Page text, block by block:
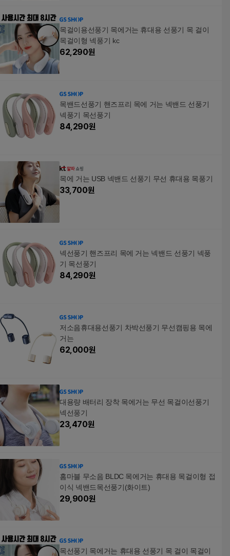
목걸이용선풍기 목에거는 휴대용 선풍기 목 걸이
목걸이형 넥풍기 kc
62,290원
목밴드선풍기 핸즈프리 목에 거는 넥밴드 선풍기
넥풍기 목선풍기
84,290원
목에 거는 USB 넥밴드 선풍기 무선 휴대용 목풍기
33,700원
넥선풍기 핸즈프리 목에 거는 넥밴드 선풍기 넥풍
기 목선풍기
84,290원
저소음휴대용선풍기 차박선풍기 무선캠핑용 목에
거는
62,000원
대용량 배터리 장착 목에거는 무선 목걸이선풍기
넥선풍기
23,470원
홈마블 무소음 BLDC 목에거는 휴대용 목걸이형 접
이식 넥밴드목선풍기(화이트)
29,900원
목선풍기 목에거는 휴대용 선풍기 목 걸이 목걸이